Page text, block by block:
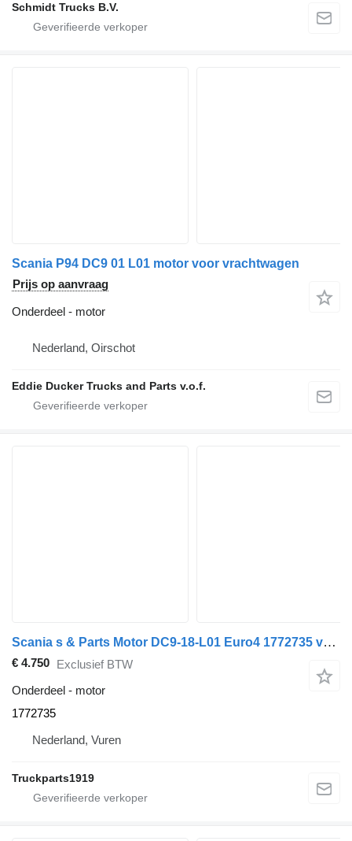
Schmidt Trucks B.V.
Scania P94 DC9 01 L01 motor voor vrachtwagen
Prijs op aanvraag
Onderdeel - motor
Nederland, Oirschot
Eddie Ducker Trucks and Parts v.o.f.
Scania s & Parts Motor DC9-18-L01 Euro4 1772735 voor vrachtwagen
€ 4.750 Exclusief BTW
Onderdeel - motor
1772735
Nederland, Vuren
Truckparts1919